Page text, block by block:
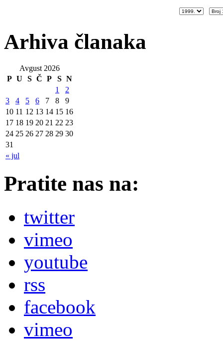
Arhiva članaka
Avgust 2026
P U S Č P S N
« jul
1
2
3
4 5 6 7 8
9
10 11 12 13 14 15 16
17 18 19 20 21 22 23
24 25 26 27 28 29 30
31
Pratite nas na:
twitter
vimeo
youtube
rss
facebook
vimeo